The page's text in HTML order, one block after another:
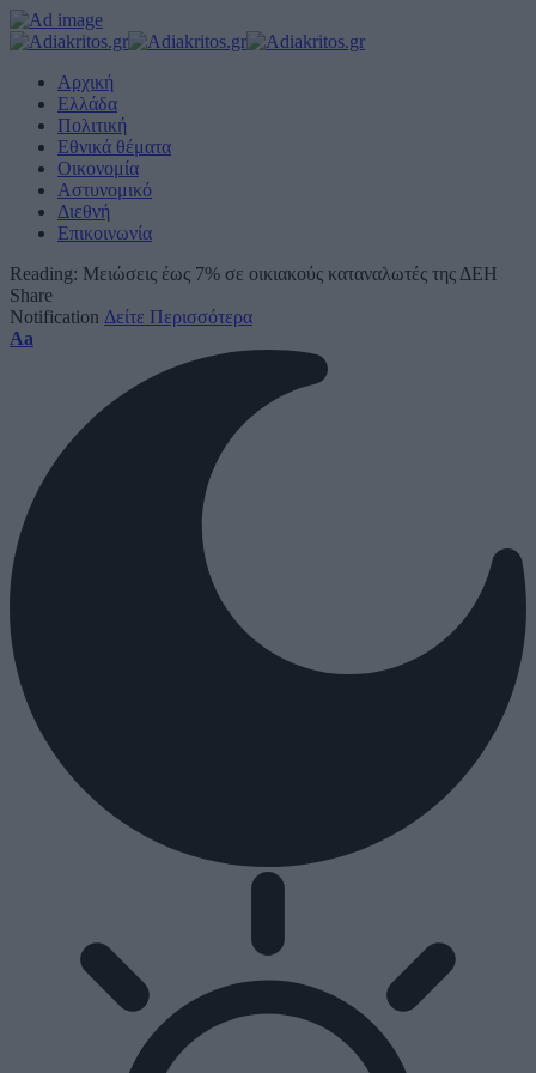
Αρχική
Ελλάδα
Πολιτική
Εθνικά θέματα
Οικονομία
Αστυνομικό
Διεθνή
Επικοινωνία
Reading: Μειώσεις έως 7% σε οικιακούς καταναλωτές της ΔΕΗ
Share
Notification Δείτε Περισσότερα
Font
Aa